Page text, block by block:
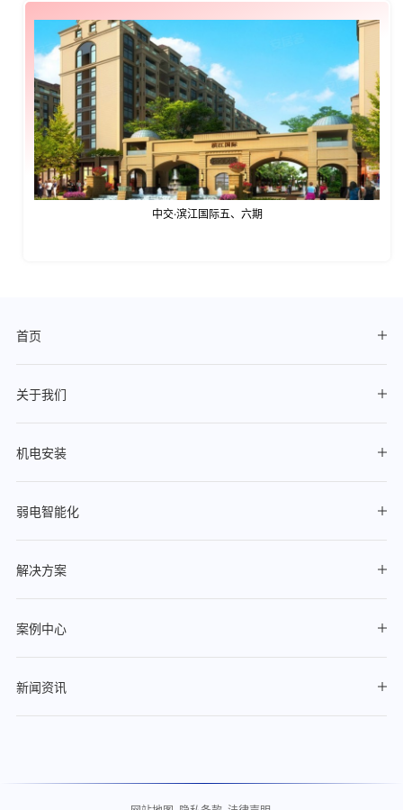
中交·滨江国际五、六期
首页
关于我们
机电安装
弱电智能化
解决方案
案例中心
新闻资讯